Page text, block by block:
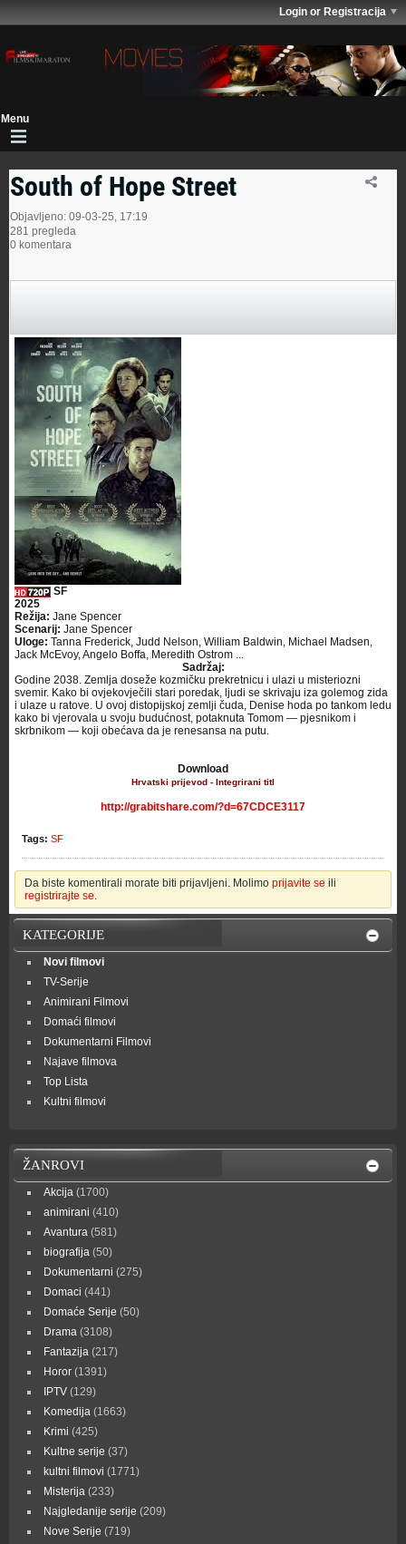
Login or Registracija
South of Hope Street
Objavljeno: 09-03-25, 17:19
281 pregleda
0 komentara
SF
2025
Režija: Jane Spencer
Scenarij: Jane Spencer
Uloge: Tanna Frederick, Judd Nelson, William Baldwin, Michael Madsen,
Jack McEvoy, Angelo Boffa, Meredith Ostrom ...
Sadržaj:
Godine 2038. Zemlja doseže kozmičku prekretnicu i ulazi u misteriozni
svemir. Kako bi ovjekovječili stari poredak, ljudi se skrivaju iza golemog zida
i ulaze u ratove. U ovoj distopijskoj zemlji čuda, Denise hoda po tankom ledu
kako bi vjerovala u svoju budućnost, potaknuta Tomom — pjesnikom i
skrbnikom — koji obećava da je renesansa na putu. ​
Download
Hrvatski prijevod - Integrirani titl
http://grabitshare.com/?d=67CDCE3117
Tags: SF
Da biste komentirali morate biti prijavljeni. Molimo prijavite se ili
registrirajte se.
KATEGORIJE
Novi filmovi
TV-Serije
Animirani Filmovi
Domaći filmovi
Dokumentarni Filmovi
Najave filmova
Top Lista
Kultni filmovi
ŽANROVI
Akcija (1700)
animirani (410)
Avantura (581)
biografija (50)
Dokumentarni (275)
Domaci (441)
Domaće Serije (50)
Drama (3108)
Fantazija (217)
Horor (1391)
IPTV (129)
Komedija (1663)
Krimi (425)
Kultne serije (37)
kultni filmovi (1771)
Misterija (233)
Najgledanije serije (209)
Nove Serije (719)